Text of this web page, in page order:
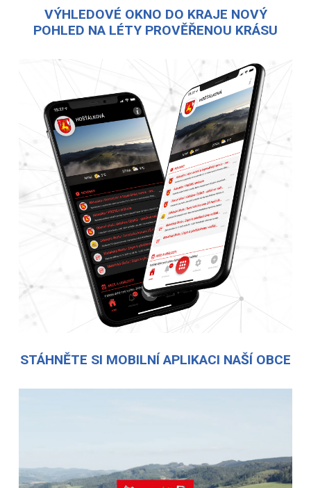
VÝHLEDOVÉ OKNO DO KRAJE NOVÝ
POHLED NA LÉTY PROVĚŘENOU KRÁSU
STÁHNĚTE SI MOBILNÍ APLIKACI NAŠÍ OBCE